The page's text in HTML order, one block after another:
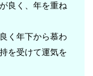
良く、年を重ね
く年下から慕わ
を受けて運気を